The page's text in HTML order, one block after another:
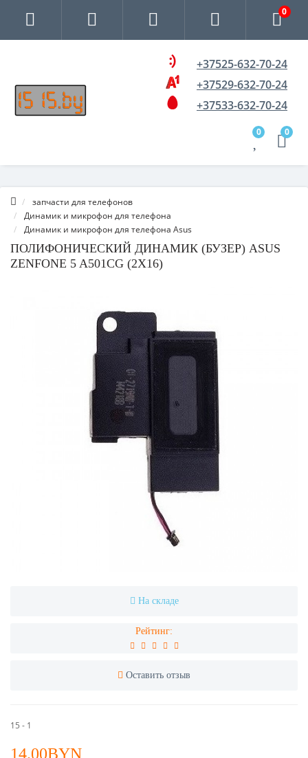
0
+37525-632-70-24
+37529-632-70-24
+37533-632-70-24
0 0
запчасти для телефонов
Динамик и микрофон для телефона
Динамик и микрофон для телефона Asus
ПОЛИФОНИЧЕСКИЙ ДИНАМИК (БУЗЕР) ASUS
ZENFONE 5 A501CG (2X16)
На складе
Рейтинг:
Оставить отзыв
15 - 1
14.00BYN